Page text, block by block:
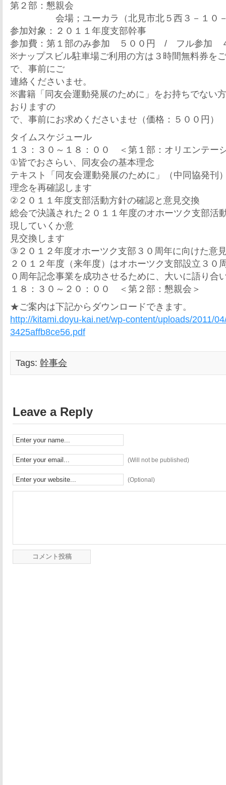
第２部：懇親会
会場；ユーカラ（北見市北５西３－１０
参加対象：２０１１年度支部幹事
参加費：第１部のみ参加 ５００円 / フル参加
※ナップスビル駐車場ご利用の方は３時間無料券を
で、事前にご
連絡くださいませ。
※書籍「同友会運動発展のために」をお持ちでない
おりますの
で、事前にお求めくださいませ（価格：５００円）
タイムスケジュール
１３：３０～１８：００ ＜第１部：オリエンテー
①皆でおさらい、同友会の基本理念
テキスト「同友会運動発展のために」（中同協発刊
理念を再確認します
②２０１１年度支部活動方針の確認と意見交換
総会で決議された２０１１年度のオホーツク支部活
現していくか意
見交換します
③２０１２年度オホーツク支部３０周年に向けた意
２０１２年度（来年度）はオホーツク支部設立３０
０周年記念事業を成功させるために、大いに語り合
１８：３０～２０：００ ＜第２部：懇親会＞
★ご案内は下記からダウンロードできます。
http://kitami.doyu-kai.net/wp-content/uploads/2011/
3425affb8ce56.pdf
Tags: 幹事会
Leave a Reply
(Will not be published)
(Optional)